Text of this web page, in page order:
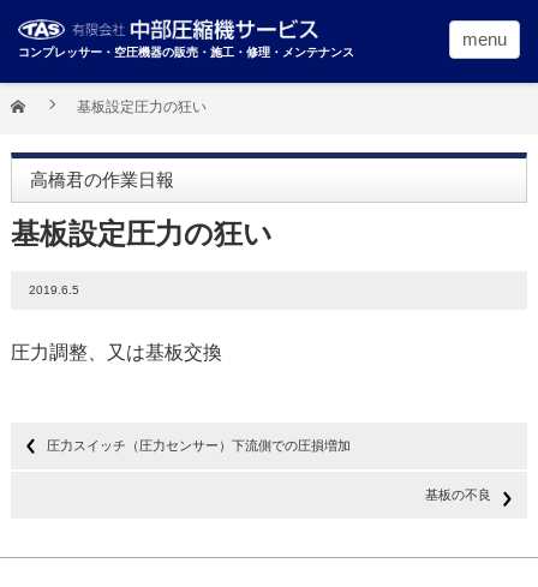
コンプレッサー・空圧機器の販売・施工・修理・メンテナンス
menu
基板設定圧力の狂い
高橋君の作業日報
基板設定圧力の狂い
2019.6.5
圧力調整、又は基板交換
圧力スイッチ（圧力センサー）下流側での圧損増加
基板の不良